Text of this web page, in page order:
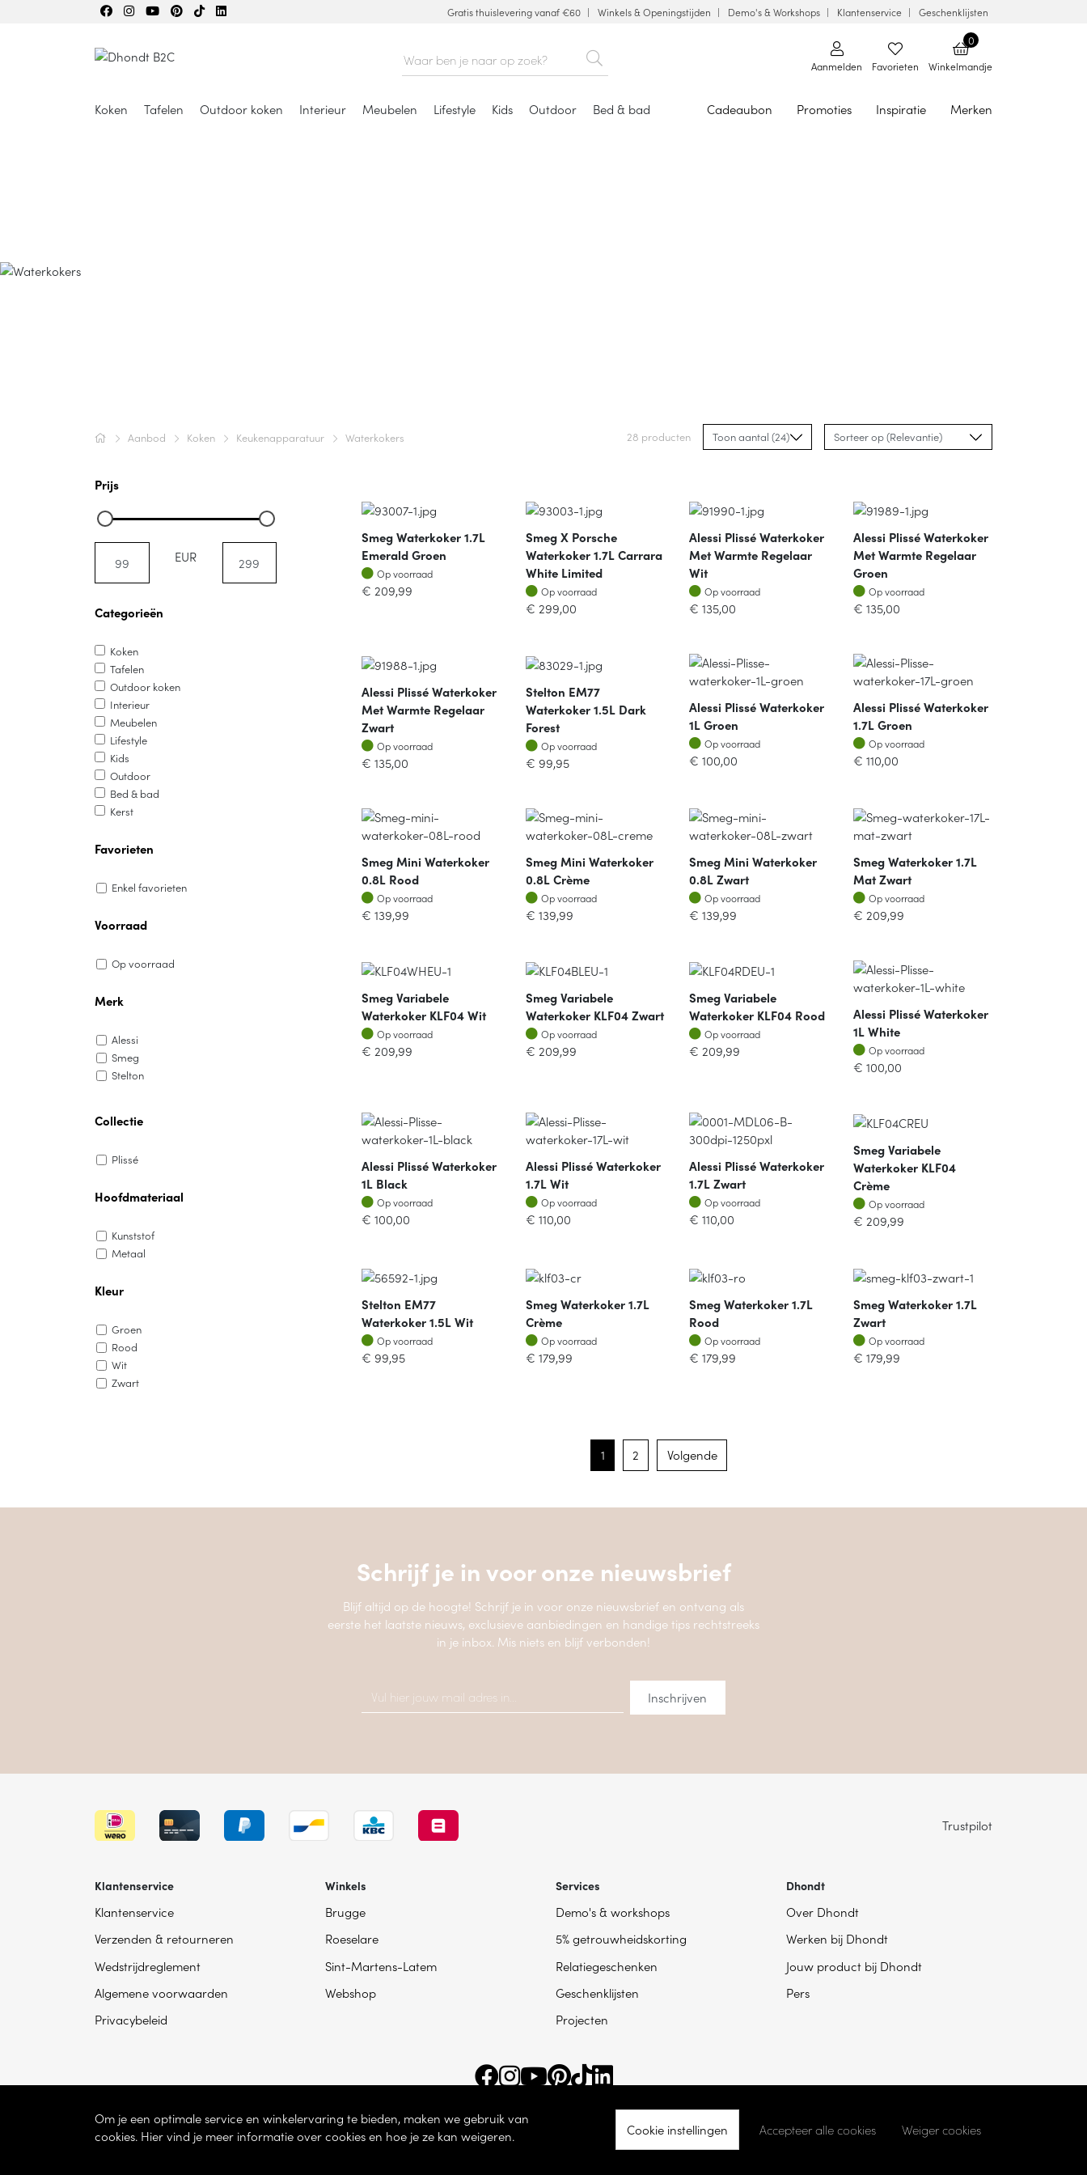
Gratis thuislevering vanaf €60 Winkels & Openingstijden Demo's & Workshops Klantenservice Geschenklijsten
Aanmelden Favorieten
0
Winkelmandje
Koken Tafelen Outdoor koken Interieur Meubelen Lifestyle Kids Outdoor Bed & bad Cadeaubon Promoties Inspiratie Merken
Aanbod Koken Keukenapparatuur Waterkokers 28 producten
Prijs
EUR
Categorieën
Koken
Tafelen
Outdoor koken
Interieur
Meubelen
Lifestyle
Kids
Outdoor
Bed & bad
Kerst
Favorieten
Enkel favorieten
Voorraad
Op voorraad
Merk
Alessi
Smeg
Stelton
Collectie
Plissé
Hoofdmateriaal
Kunststof
Metaal
Kleur
Groen
Rood
Wit
Zwart
Smeg Waterkoker 1.7L
Emerald Groen
Op voorraad
Op voorraad
€ 209,99
Smeg X Porsche
Waterkoker 1.7L Carrara
White Limited
Op voorraad
Op voorraad
€ 299,00
Alessi Plissé Waterkoker
Met Warmte Regelaar
Wit
Op voorraad
Op voorraad
€ 135,00
Alessi Plissé Waterkoker
Met Warmte Regelaar
Groen
Op voorraad
Op voorraad
€ 135,00
Alessi Plissé Waterkoker
Met Warmte Regelaar
Zwart
Op voorraad
Op voorraad
€ 135,00
Stelton EM77
Waterkoker 1.5L Dark
Forest
Op voorraad
Op voorraad
€ 99,95
Alessi Plissé Waterkoker
1L Groen
Op voorraad
Op voorraad
€ 100,00
Alessi Plissé Waterkoker
1.7L Groen
Op voorraad
Op voorraad
€ 110,00
Smeg Mini Waterkoker
0.8L Rood
Op voorraad
Op voorraad
€ 139,99
Smeg Mini Waterkoker
0.8L Crème
Op voorraad
Op voorraad
€ 139,99
Smeg Mini Waterkoker
0.8L Zwart
Op voorraad
Op voorraad
€ 139,99
Smeg Waterkoker 1.7L
Mat Zwart
Op voorraad
Op voorraad
€ 209,99
Smeg Variabele
Waterkoker KLF04 Wit
Op voorraad
Op voorraad
€ 209,99
Smeg Variabele
Waterkoker KLF04 Zwart
Op voorraad
Op voorraad
€ 209,99
Smeg Variabele
Waterkoker KLF04 Rood
Op voorraad
Op voorraad
€ 209,99
Alessi Plissé Waterkoker
1L White
Op voorraad
Op voorraad
€ 100,00
Alessi Plissé Waterkoker
1L Black
Op voorraad
Op voorraad
€ 100,00
Alessi Plissé Waterkoker
1.7L Wit
Op voorraad
Op voorraad
€ 110,00
Alessi Plissé Waterkoker
1.7L Zwart
Op voorraad
Op voorraad
€ 110,00
Smeg Variabele
Waterkoker KLF04
Crème
Op voorraad
Op voorraad
€ 209,99
Stelton EM77
Waterkoker 1.5L Wit
Op voorraad
Op voorraad
€ 99,95
Smeg Waterkoker 1.7L
Crème
Op voorraad
Op voorraad
€ 179,99
Smeg Waterkoker 1.7L
Rood
Op voorraad
Op voorraad
€ 179,99
Smeg Waterkoker 1.7L
Zwart
Op voorraad
Op voorraad
€ 179,99
1 2 Volgende
Schrijf je in voor onze nieuwsbrief
Blijf altijd op de hoogte! Schrijf je in voor onze nieuwsbrief en ontvang als
eerste het laatste nieuws, exclusieve aanbiedingen en handige tips rechtstreeks
in je inbox. Mis niets en blijf verbonden!
Trustpilot
Klantenservice
Klantenservice
Verzenden & retourneren
Wedstrijdreglement
Algemene voorwaarden
Privacybeleid
Winkels
Brugge
Roeselare
Sint-Martens-Latem
Webshop
Services
Demo's & workshops
5% getrouwheidskorting
Relatiegeschenken
Geschenklijsten
Projecten
Dhondt
Over Dhondt
Werken bij Dhondt
Jouw product bij Dhondt
Pers
© 2026 - Dhondt Interieur NV – Ondernemingsnummer BE 0865 787 950 – Torhoutsesteenweg 100, 8200 Sint-Andries -Cookie instellingen- Ontwikkeld door Becosoft
Om je een optimale service en winkelervaring te bieden, maken we gebruik van
cookies. Hier vind je meer informatie over cookies en hoe je ze kan weigeren.
Cookie instellingen Accepteer alle cookies Weiger cookies